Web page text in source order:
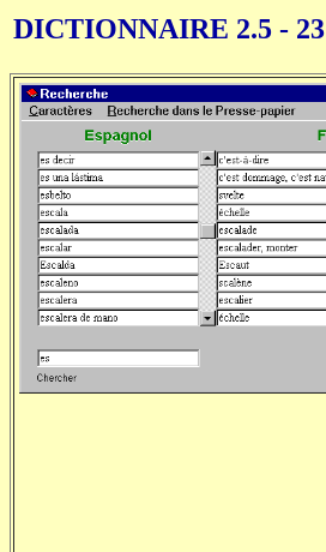
DICTIONNAIRE 2.5 - 23